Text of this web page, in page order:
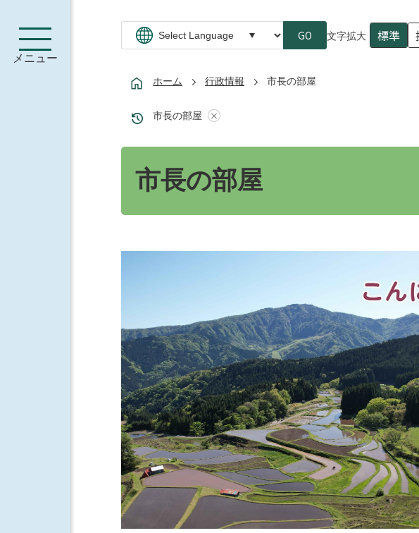
メニュー
GO 文字拡大 標準
ホーム 行政情報 市長の部屋
市長の部屋
市長の部屋